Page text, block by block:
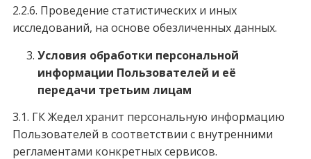
2.2.6. Проведение статистических и иных
исследований, на основе обезличенных данных.
Условия обработки персональной
информации Пользователей и её
передачи третьим лицам
3.1. ГК Жедел хранит персональную информацию
Пользователей в соответствии с внутренними
регламентами конкретных сервисов.